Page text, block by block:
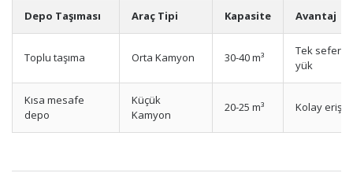
Depo Taşıması Araç Tipi Kapasite Avantaj
Toplu taşıma Orta Kamyon 30-40 m³
Tek
yük
Kısa mesafe
depo
Küçük
Kamyon
20-25 m³ Kolay erişim